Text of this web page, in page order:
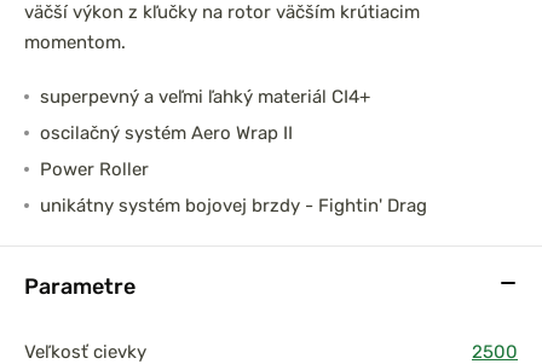
väčší výkon z kľučky na rotor väčším krútiacim
momentom.
superpevný a veľmi ľahký materiál CI4+
oscilačný systém Aero Wrap II
Power Roller
unikátny systém bojovej brzdy - Fightin' Drag
Parametre
Veľkosť cievky 2500